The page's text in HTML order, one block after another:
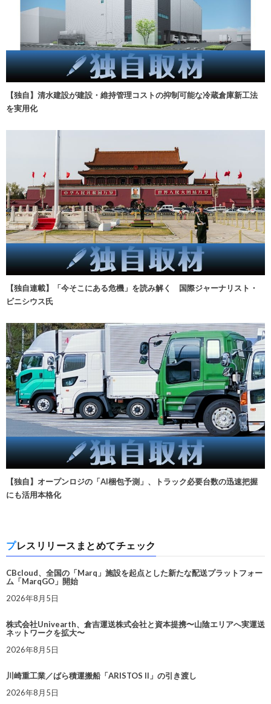
【独自】清水建設が建設・維持管理コストの抑制可能な冷蔵倉庫新工法
を実用化
【独自連載】「今そこにある危機」を読み解く 国際ジャーナリスト・
ビニシウス氏
【独自】オープンロジの「AI梱包予測」、トラック必要台数の迅速把握
にも活用本格化
プレスリリースまとめてチェック
CBcloud、全国の「Marq」施設を起点とした新たな配送プラットフォー
ム「MarqGO」開始
2026年8月5日
株式会社Univearth、倉吉運送株式会社と資本提携〜山陰エリアへ実運送
ネットワークを拡大〜
2026年8月5日
川崎重工業／ばら積運搬船「ARISTOS II」の引き渡し
2026年8月5日